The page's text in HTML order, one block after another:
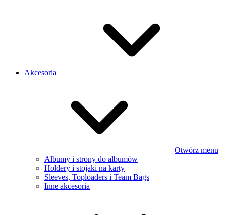
Akcesoria
Otwórz menu
Albumy i strony do albumów
Holdery i stojaki na karty
Sleeves, Toploaders i Team Bags
Inne akcesoria